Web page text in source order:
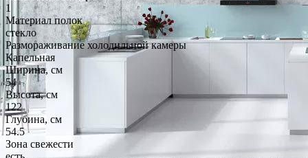
1
Материал полок
стекло
Размораживание холодильной камеры
Капельная
Ширина, см
54
Высота, см
122
Глубина, см
54.5
Зона свежести